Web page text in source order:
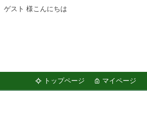
ゲスト 様こんにちは
トップページ
マイページ